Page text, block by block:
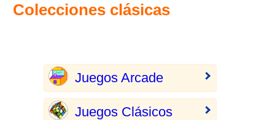
Colecciones clásicas
Juegos Arcade
Juegos Clásicos